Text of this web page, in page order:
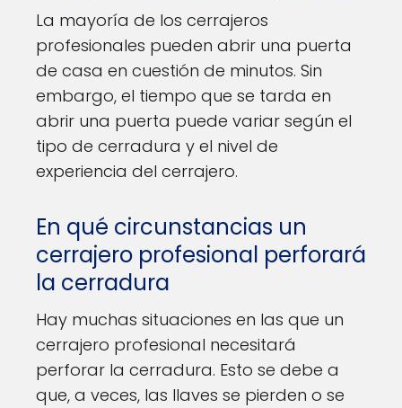
La mayoría de los cerrajeros
profesionales pueden abrir una puerta
de casa en cuestión de minutos. Sin
embargo, el tiempo que se tarda en
abrir una puerta puede variar según el
tipo de cerradura y el nivel de
experiencia del cerrajero.
En qué circunstancias un
cerrajero profesional perforará
la cerradura
Hay muchas situaciones en las que un
cerrajero profesional necesitará
perforar la cerradura. Esto se debe a
que, a veces, las llaves se pierden o se